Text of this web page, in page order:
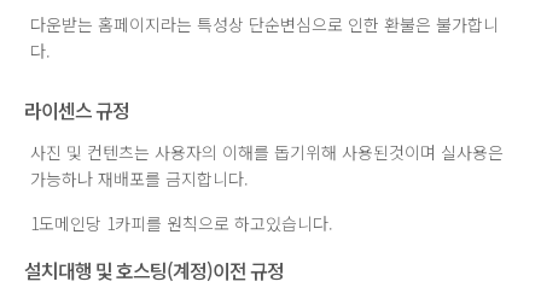
다운받는 홈페이지라는 특성상 단순변심으로 인한 환불은 불가합니
다.
라이센스 규정
사진 및 컨텐츠는 사용자의 이해를 돕기위해 사용된것이며 실사용은
가능하나 재배포를 금지합니다.
1도메인당 1카피를 원칙으로 하고있습니다.
설치대행 및 호스팅(계정)이전 규정